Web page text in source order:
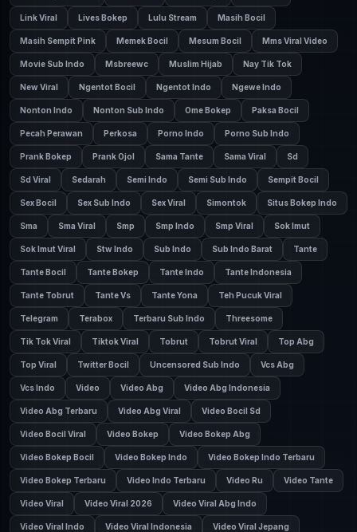
Link Viral Lives Bokep Lulu Stream Masih Bocil
Masih Sempit Pink Memek Bocil Mesum Bocil Mms Viral Video
Movie Sub Indo Msbreewc Muslim Hijab Nay Tik Tok
New Viral Ngentot Bocil Ngentot Indo Ngewe Indo
Nonton Indo Nonton Sub Indo Ome Bokep Paksa Bocil
Pecah Perawan Perkosa Porno Indo Porno Sub Indo
Prank Bokep Prank Ojol Sama Tante Sama Viral Sd
Sd Viral Sedarah Semi Indo Semi Sub Indo Sempit Bocil
Sex Bocil Sex Sub Indo Sex Viral Simontok Situs Bokep Indo
Sma Sma Viral Smp Smp Indo Smp Viral Sok Imut
Sok Imut Viral Stw Indo Sub Indo Sub Indo Barat Tante
Tante Bocil Tante Bokep Tante Indo Tante Indonesia
Tante Tobrut Tante Vs Tante Yona Teh Pucuk Viral
Telegram Terabox Terbaru Sub Indo Threesome
Tik Tok Viral Tiktok Viral Tobrut Tobrut Viral Top Abg
Top Viral Twitter Bocil Uncensored Sub Indo Vcs Abg
Vcs Indo Video Video Abg Video Abg Indonesia
Video Abg Terbaru Video Abg Viral Video Bocil Sd
Video Bocil Viral Video Bokep Video Bokep Abg
Video Bokep Bocil Video Bokep Indo Video Bokep Indo Terbaru
Video Bokep Terbaru Video Indo Terbaru Video Ru Video Tante
Video Viral Video Viral 2026 Video Viral Abg Indo
Video Viral Indo Video Viral Indonesia Video Viral Jepang